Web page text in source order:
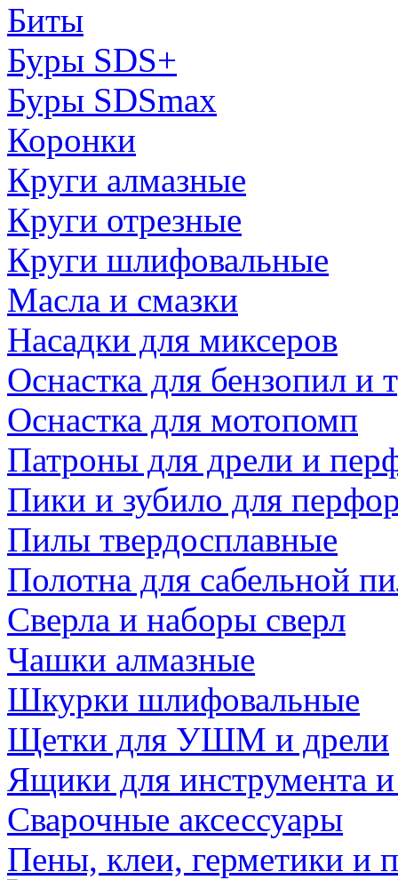
Биты
Буры SDS+
Буры SDSmax
Коронки
Круги алмазные
Круги отрезные
Круги шлифовальные
Масла и смазки
Насадки для миксеров
Оснастка для бензопил и
Оснастка для мотопомп
Патроны для дрели и
Пики и зубило для
Пилы твердосплавные
Полотна для сабельной
Сверла и наборы сверл
Чашки алмазные
Шкурки шлифовальные
Щетки для УШМ и дрели
Ящики для инструмента
Сварочные аксессуары
Пены, клеи, герметики и